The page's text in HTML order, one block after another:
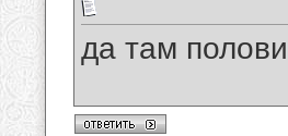
да там